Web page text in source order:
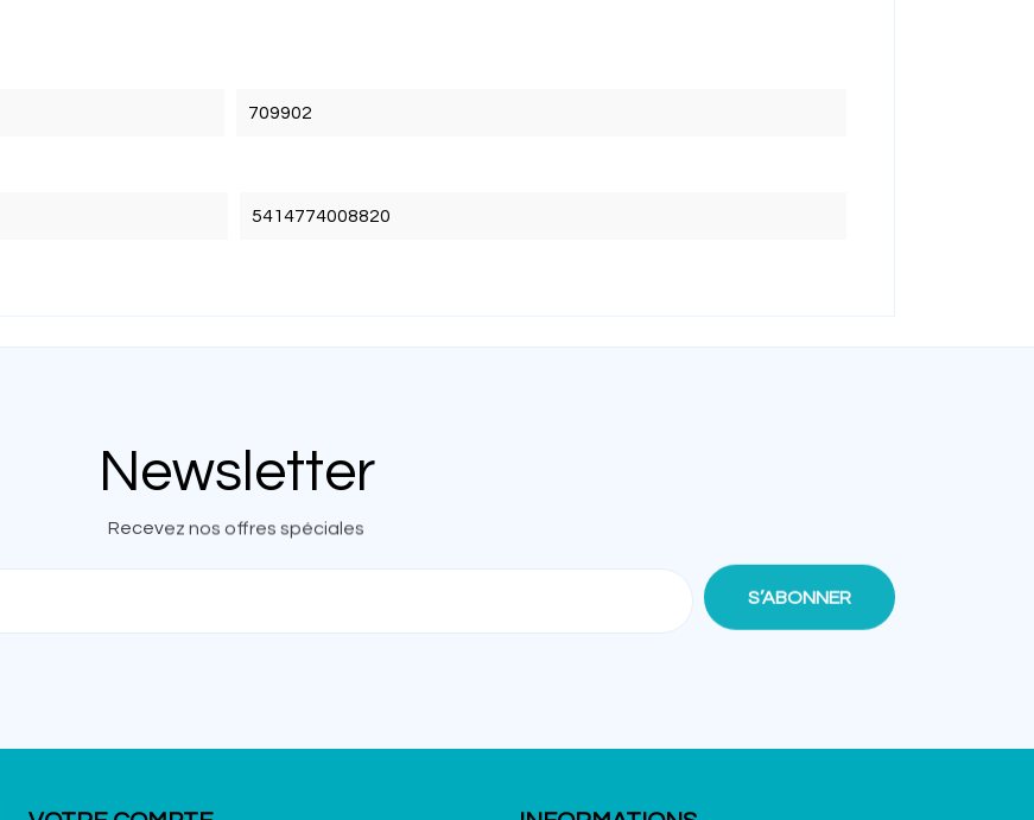
709902
5414774008820
Newsletter
Recevez nos offres spéciales